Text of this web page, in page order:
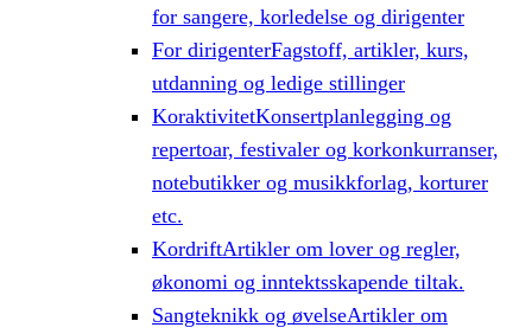
for sangere, korledelse og dirigenter
For dirigenterFagstoff, artikler, kurs,
utdanning og ledige stillinger
KoraktivitetKonsertplanlegging og
repertoar, festivaler og korkonkurranser,
notebutikker og musikkforlag, korturer
etc.
KordriftArtikler om lover og regler,
økonomi og inntektsskapende tiltak.
Sangteknikk og øvelseArtikler om